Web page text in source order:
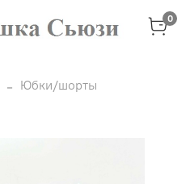
0
Юбки/шорты